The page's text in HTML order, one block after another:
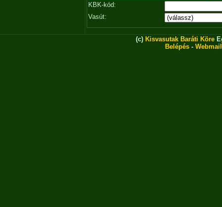
KBK-kód:
Vasút:
(c) Kisvasutak Baráti Köre
Belépés - Webmail